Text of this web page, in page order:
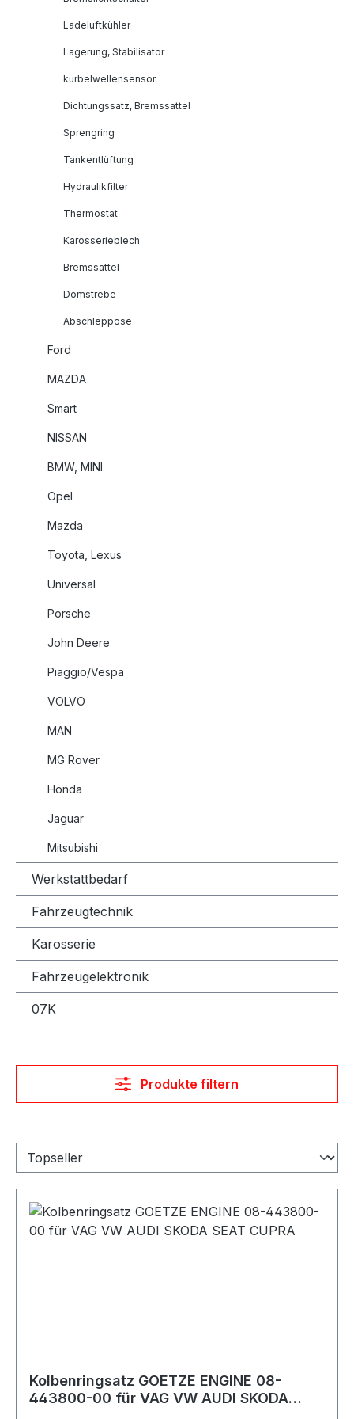
Ladeluftkühler
Lagerung, Stabilisator
kurbelwellensensor
Dichtungssatz, Bremssattel
Sprengring
Tankentlüftung
Hydraulikfilter
Thermostat
Karosserieblech
Bremssattel
Domstrebe
Abschleppöse
Ford
MAZDA
Smart
NISSAN
BMW, MINI
Opel
Mazda
Toyota, Lexus
Universal
Porsche
John Deere
Piaggio/Vespa
VOLVO
MAN
MG Rover
Honda
Jaguar
Mitsubishi
Werkstattbedarf
Fahrzeugtechnik
Karosserie
Fahrzeugelektronik
07K
Produkte filtern
Kolbenringsatz GOETZE ENGINE 08-
443800-00 für VAG VW AUDI SKODA